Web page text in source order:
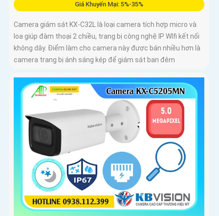
Giá Khuyến Mại: 5%-35%
Camera giám sát KX-C32L là loại camera tích hợp micro và
loa giúp đàm thoại 2 chiều, trang bị công nghệ IP WIfi kết nối
không dây. Điểm làm cho camera này được bán nhiều hơn là
camera trang bị ánh sáng kép để giám sát ban đêm